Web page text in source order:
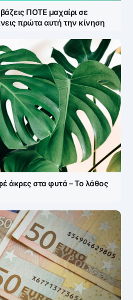
ΠΟΤΕ μαχαίρι σε
πρώτα αυτή την κίνηση
άκρες στα φυτά – Το λάθος